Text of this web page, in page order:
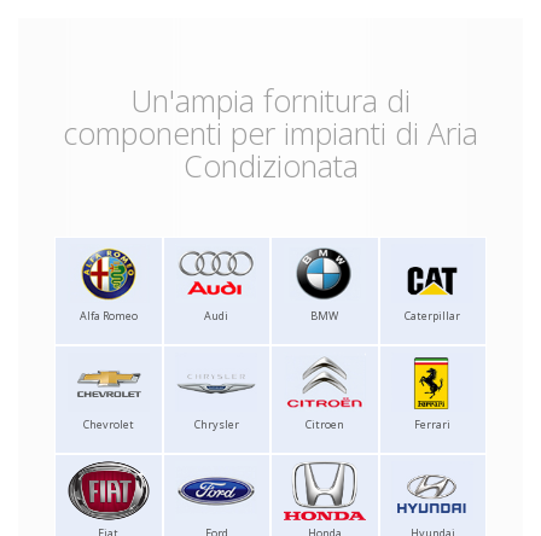
Un'ampia fornitura di
componenti per impianti di Aria
Condizionata
Alfa Romeo Audi BMW Caterpillar
Chevrolet Chrysler Citroen Ferrari